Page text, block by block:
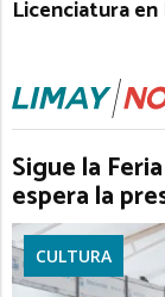
Licenciatura
Sigue la
espera la
CULTURA